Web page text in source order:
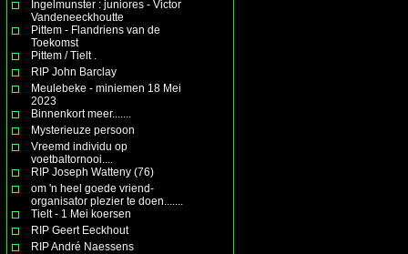
Ingelmunster : juniores - Victor
Vandeneeckhoutte
Pittem - Flandriens van de
Toekomst
Pittem / Tielt .
RIP John Barclay
Meulebeke - miniemen 18 Mei
2023
Binnenkort meer.......
Mysterieuze persoon
Vreemd individu op
voetbaltornooi....
RIP Joseph Watteny (76)
om 'n heel goede vriend-
organisator plezier te doen.......
Tielt - 1 Mei koersen
RIP Geert Eeckhout
RIP André Naessens